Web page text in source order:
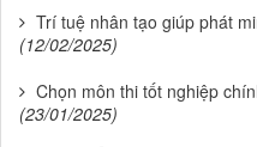
Trí tuệ nhân tạo giúp phát
(12/02/2025)
Chọn môn thi tốt nghiệp
(23/01/2025)